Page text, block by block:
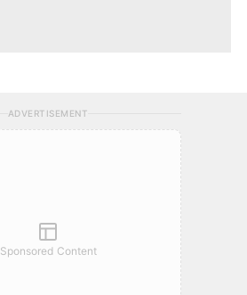
ADVERTISEMENT
Sponsored Content